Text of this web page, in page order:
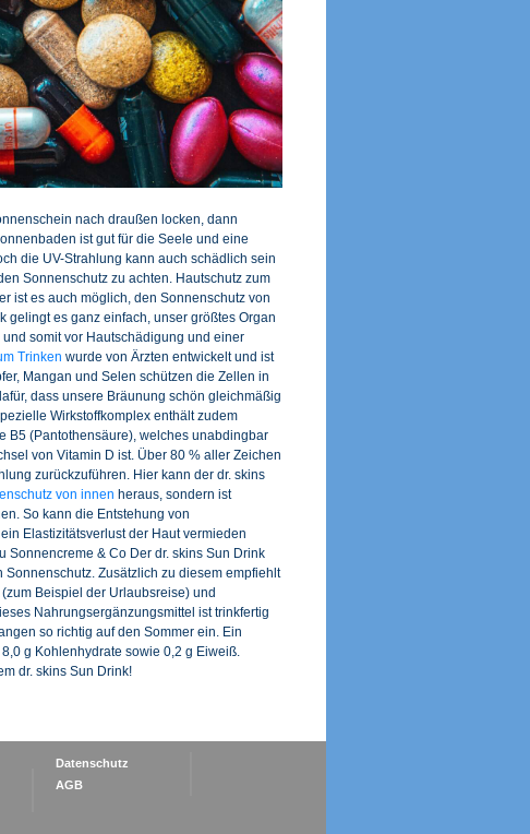
nach draußen locken, dann
ist gut für die Seele und eine
die UV-Strahlung kann auch schädlich sein 
Sonnenschutz zu achten. Hautschutz zum
ist es auch möglich, den Sonnenschutz von
gelingt es ganz einfach, unser größtes Organ
somit vor Hautschädigung und einer
Trinken wurde von Ärzten entwickelt und ist
Mangan und Selen schützen die Zellen in
dass unsere Bräunung schön gleichmäßig
Wirkstoffkomplex enthält zudem
B5 (Pantothensäure), welches unabdingbar
von Vitamin D ist. Über 80 % aller Zeichen
zurückzuführen. Hier kann der dr. skins
von innen heraus, sondern ist
So kann die Entstehung von
Elastizitätsverlust der Haut vermieden
& Co Der dr. skins Sun Drink
Zusätzlich zu diesem empfiehlt
Beispiel der Urlaubsreise) und
Nahrungsergänzungsmittel ist trinkfertig
so richtig auf den Sommer ein. Ein
g Kohlenhydrate sowie 0,2 g Eiweiß.
dr. skins Sun Drink!
Datenschutz
AGB